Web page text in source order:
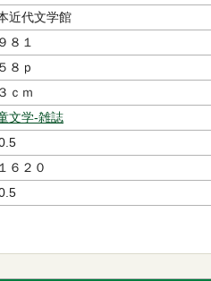
近代文学館
８１
８ｐ
ｃｍ
文学-雑誌
６２０